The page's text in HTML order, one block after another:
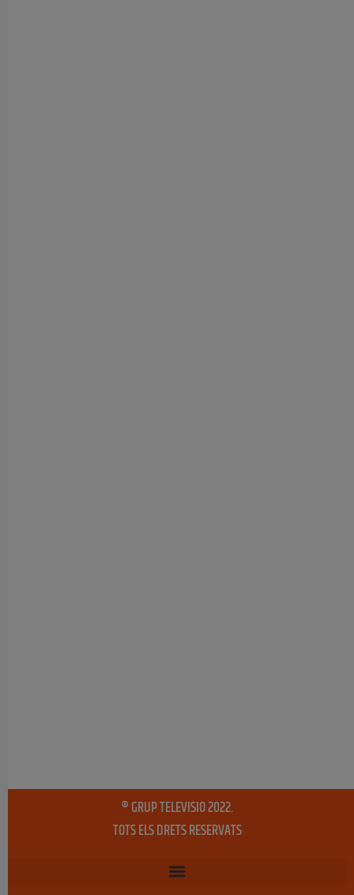
® GRUP TELEVISIO 2022.
TOTS ELS DRETS RESERVATS